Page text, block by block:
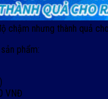
chậm nhưng thành quả
phẩm:
VNĐ